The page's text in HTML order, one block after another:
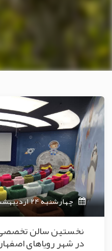
چهارشنبه 24 اردیبهشت 1404
نخستین سالن
در شهر رویاهای